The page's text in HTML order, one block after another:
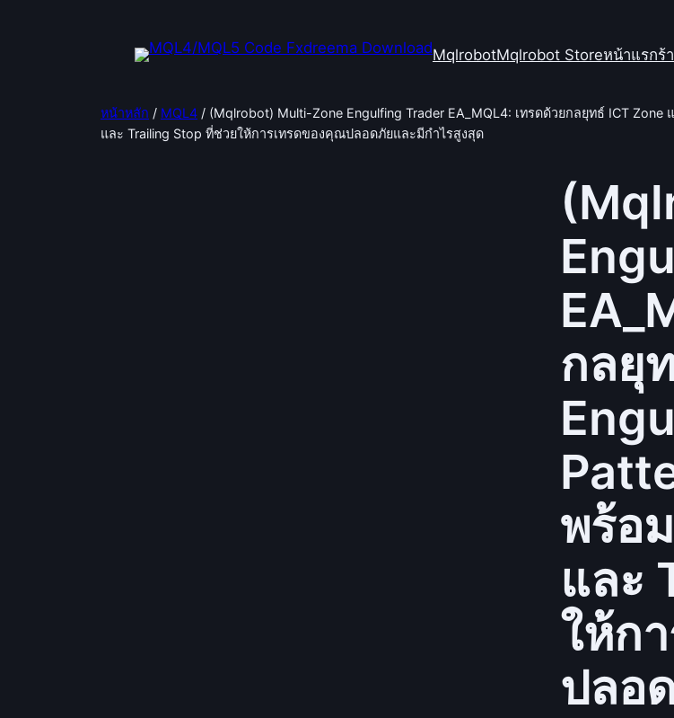
MqlrobotMqlrobot Storeหน้าแรกร้
หน้าหลัก / MQL4 / (Mqlrobot) Multi-Zone Engulfing Trader EA_MQL4: เทรดด้วยกลยุทธ์ ICT
และ Trailing Stop ที่ช่วยให้การเทรดของคุณปลอดภัยและมีกำไรสูงสุด
กลยุ
พร้อ
และ
ให้ก
ปลอ